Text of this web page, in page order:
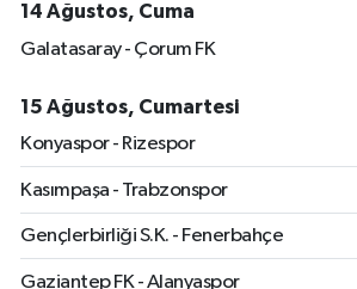
14 Ağustos, Cuma
Galatasaray - Çorum FK
15 Ağustos, Cumartesi
Konyaspor - Rizespor
Kasımpaşa - Trabzonspor
Gençlerbirliği S.K. - Fenerbahçe
Gaziantep FK - Alanyaspor